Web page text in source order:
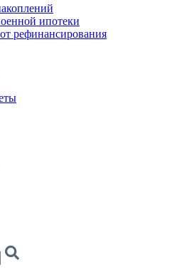
ипотеки
рефинансирования